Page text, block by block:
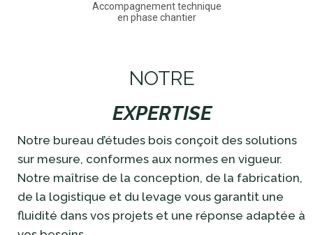
Accompagnement technique
en phase chantier
NOTRE
EXPERTISE
Notre bureau d’études bois conçoit des solutions
sur mesure, conformes aux normes en vigueur.
Notre maîtrise de la conception, de la fabrication,
de la logistique et du levage vous garantit une
fluidité dans vos projets et une réponse adaptée à